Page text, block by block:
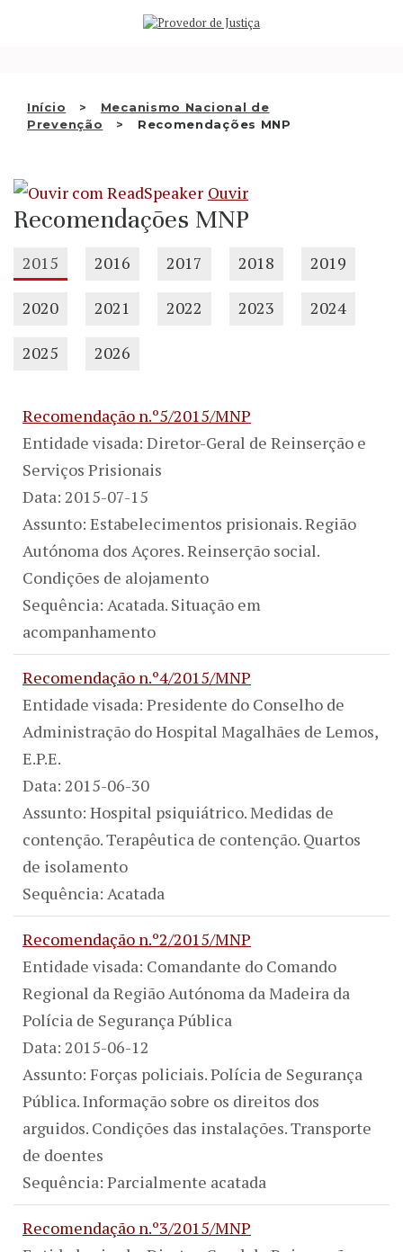
Início
Mecanismo Nacional de
Prevenção
Recomendações MNP
QUEM SOMOS
RECOMENDAÇÕES E OUTRAS
DECISÕES
APRESENTAR QUEIXA
PT
Ouvir
Recomendações MNP
2015 2016 2017 2018 2019
2020 2021 2022 2023 2024
2025 2026
Recomendação n.º5/2015/MNP
Entidade visada: Diretor-Geral de Reinserção e
Serviços Prisionais
Data: 2015-07-15
Assunto: Estabelecimentos prisionais. Região
Autónoma dos Açores. Reinserção social.
Condições de alojamento
Sequência: Acatada. Situação em
acompanhamento
Recomendação n.º4/2015/MNP
Entidade visada: Presidente do Conselho de
Administração do Hospital Magalhães de Lemos,
E.P.E.
Data: 2015-06-30
Assunto: Hospital psiquiátrico. Medidas de
contenção. Terapêutica de contenção. Quartos
de isolamento
Sequência: Acatada
Recomendação n.º2/2015/MNP
Entidade visada: Comandante do Comando
Regional da Região Autónoma da Madeira da
Polícia de Segurança Pública
Data: 2015-06-12
Assunto: Forças policiais. Polícia de Segurança
Pública. Informação sobre os direitos dos
arguidos. Condições das instalações. Transporte
de doentes
Sequência: Parcialmente acatada
Recomendação n.º3/2015/MNP